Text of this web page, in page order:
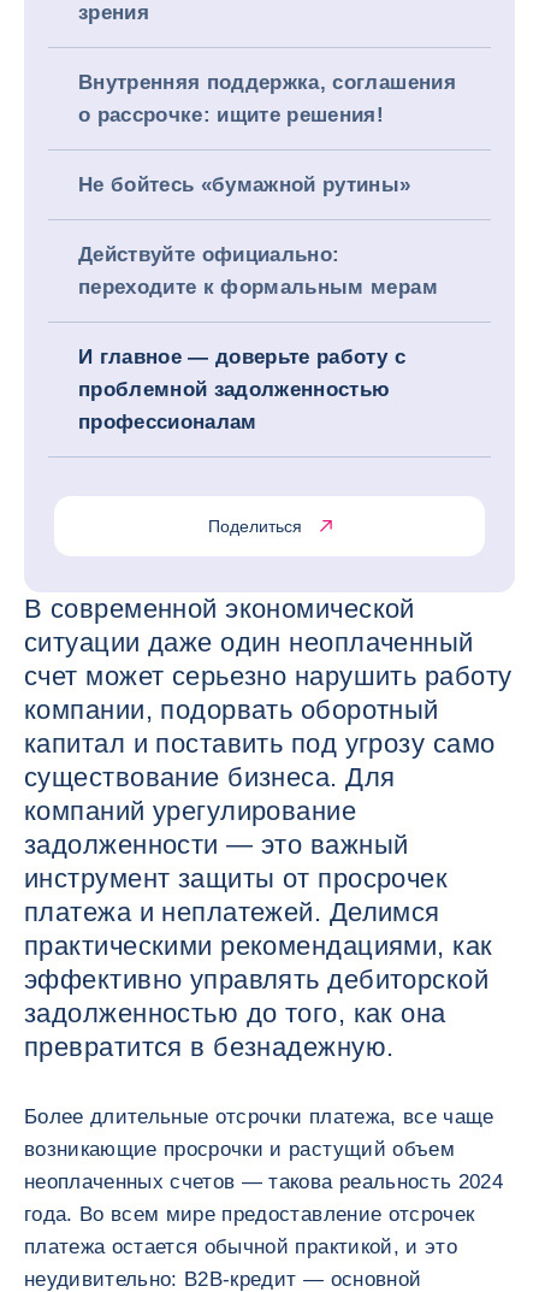
зрения
Внутренняя поддержка, соглашения
о рассрочке: ищите решения!
Не бойтесь «бумажной рутины»
Действуйте официально:
переходите к формальным мерам
И главное — доверьте работу с
проблемной задолженностью
профессионалам
Поделиться
В современной экономической
ситуации даже один неоплаченный
счет может серьезно нарушить работу
компании, подорвать оборотный
капитал и поставить под угрозу само
существование бизнеса. Для
компаний урегулирование
задолженности — это важный
инструмент защиты от просрочек
платежа и неплатежей. Делимся
практическими рекомендациями, как
эффективно управлять дебиторской
задолженностью до того, как она
превратится в безнадежную.
Более длительные отсрочки платежа, все чаще
возникающие просрочки и растущий объем
неоплаченных счетов — такова реальность 2024
года. Во всем мире предоставление отсрочек
платежа остается обычной практикой, и это
неудивительно: B2B-кредит — основной